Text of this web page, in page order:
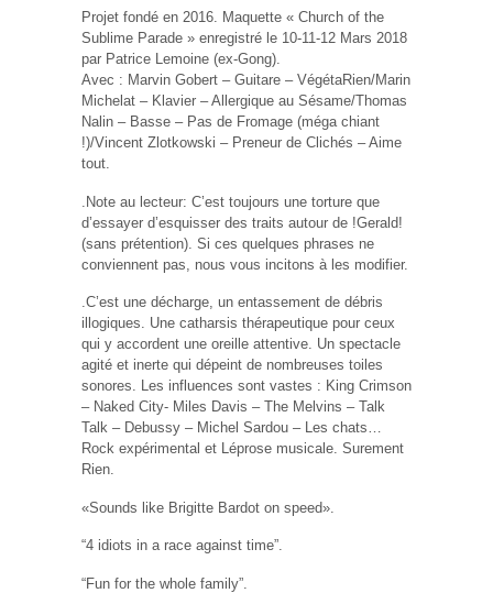
Projet fondé en 2016. Maquette « Church of the
Sublime Parade » enregistré le 10-11-12 Mars 2018
par Patrice Lemoine (ex-Gong).
Avec : Marvin Gobert – Guitare – VégétaRien/Marin
Michelat – Klavier – Allergique au Sésame/Thomas
Nalin – Basse – Pas de Fromage (méga chiant
!)/Vincent Zlotkowski – Preneur de Clichés – Aime
tout.
.Note au lecteur: C’est toujours une torture que
d’essayer d’esquisser des traits autour de !Gerald!
(sans prétention). Si ces quelques phrases ne
conviennent pas, nous vous incitons à les modifier.
.C’est une décharge, un entassement de débris
illogiques. Une catharsis thérapeutique pour ceux
qui y accordent une oreille attentive. Un spectacle
agité et inerte qui dépeint de nombreuses toiles
sonores. Les influences sont vastes : King Crimson
– Naked City- Miles Davis – The Melvins – Talk
Talk – Debussy – Michel Sardou – Les chats…
Rock expérimental et Léprose musicale. Surement
Rien.
«Sounds like Brigitte Bardot on speed».
“4 idiots in a race against time”.
“Fun for the whole family”.